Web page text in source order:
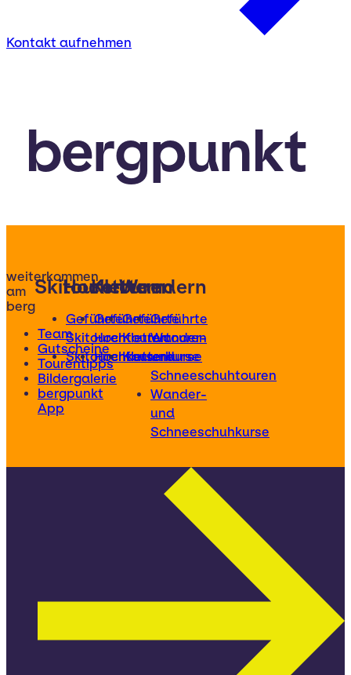
Kontakt aufnehmen
bergpunkt
weiterkommen
am
berg
Team
Gutscheine
Tourentipps
Bildergalerie
bergpunkt
App
Skitouren
Geführte
Skitouren
Skitourenkurse
Hochtouren
Geführte
Hochtouren
Hochtourenkurse
Klettern
Geführte
Klettertouren
Kletterkurse
Wandern
Geführte
Wander-
und
Schneeschuhtouren
Wander-
und
Schneeschuhkurse